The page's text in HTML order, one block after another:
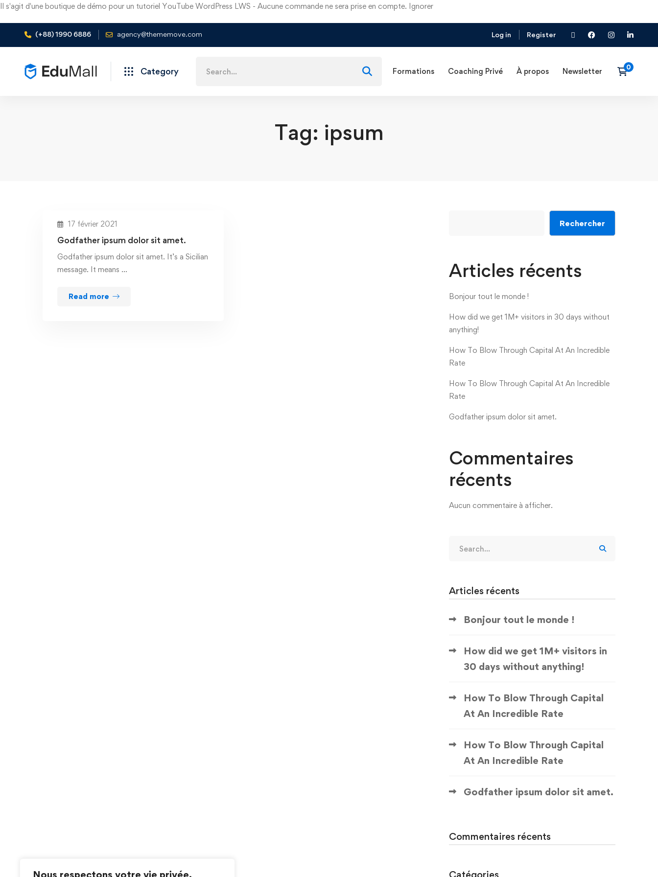
Nous respectons votre vie privée.
Il s'agit d'une boutique de démo pour un tutoriel YouTube WordPress LWS - Aucune commande ne sera prise en compte. Ignorer
(+88) 1990 6886 agency@thememove.com Log in Register
Category Formations Coaching Privé À propos Newsletter
Tag: ipsum
17 février 2021
Godfather ipsum dolor sit amet.
Godfather ipsum dolor sit amet. It’s a Sicilian
message. It means …
Read more
Rechercher
Articles récents
Bonjour tout le monde !
How did we get 1M+ visitors in 30 days without
anything!
How To Blow Through Capital At An Incredible
Rate
How To Blow Through Capital At An Incredible
Rate
Godfather ipsum dolor sit amet.
Commentaires
récents
Aucun commentaire à afficher.
Articles récents
Bonjour tout le monde !
How did we get 1M+ visitors in
30 days without anything!
How To Blow Through Capital
At An Incredible Rate
How To Blow Through Capital
At An Incredible Rate
Godfather ipsum dolor sit amet.
Commentaires récents
Catégories